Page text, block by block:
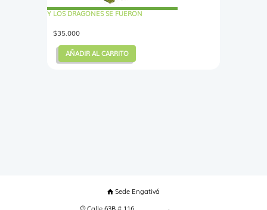
Y LOS DRAGONES SE FUERON
$35.000
AÑADIR AL CARRITO
Sede Engativá